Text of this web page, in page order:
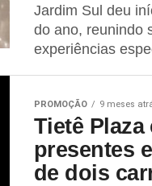
Jardim Sul deu
do ano, reunindo
experiências
PROMOÇÃO 9 meses
Tietê
presentes
de dois